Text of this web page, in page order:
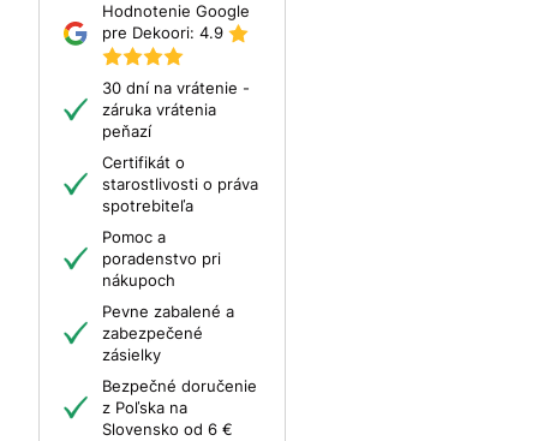
Hodnotenie Google
pre Dekoori: 4.9
30 dní na vrátenie -
záruka vrátenia
peňazí
Certifikát o
starostlivosti o práva
spotrebiteľa
Pomoc a
poradenstvo pri
nákupoch
Pevne zabalené a
zabezpečené
zásielky
Bezpečné doručenie
z Poľska na
Slovensko od 6 €